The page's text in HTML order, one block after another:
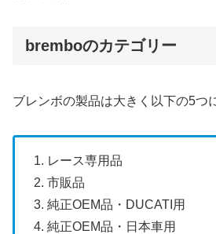
bremboのカテゴリー
ブレンボの製品は大きく以下の5つ
1. レース専用品
2. 市販品
3. 純正OEM品・DUCATI用
4. 純正OEM品・日本車用